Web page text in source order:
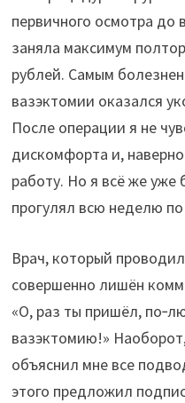
первичного осмотра до
заняла максимум
рублей. Самым
вазэктомии оказался
После операции я не
дискомфорта и,
работу. Но я всё же уже
прогулял всю неделю
Врач, который
совершенно лишён
«О, раз ты пришёл,
вазэктомию!»
объяснил мне все
этого предложил